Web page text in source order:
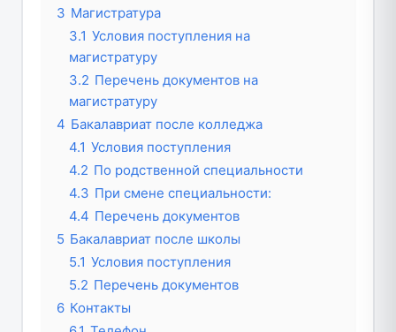
3 Магистратура
3.1 Условия поступления на
магистратуру
3.2 Перечень документов на
магистратуру
4 Бакалавриат после колледжа
4.1 Условия поступления
4.2 По родственной специальности
4.3 При смене специальности:
4.4 Перечень документов
5 Бакалавриат после школы
5.1 Условия поступления
5.2 Перечень документов
6 Контакты